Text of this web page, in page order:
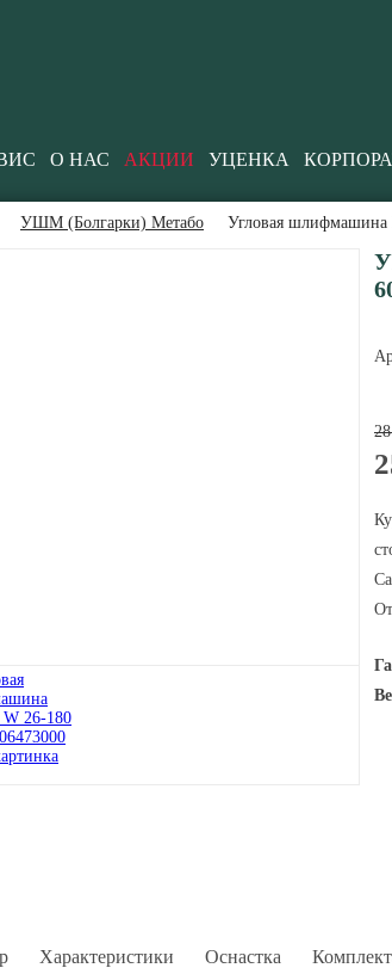
О НАС АКЦИИ УЦЕНКА
УШМ (Болгарки) Метабо Угловая шлифмашина
Характеристики Оснастка